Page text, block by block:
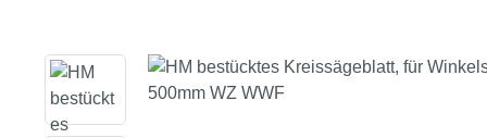
Bildergalerie überspringen